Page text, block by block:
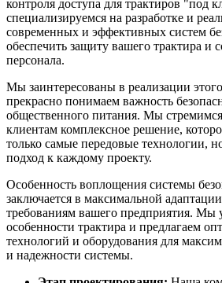
контроля доступа для трактиров "под
специализируемся на разработке и
современных и эффективных систем
обеспечить защиту вашего трактира и
персонала.
Мы заинтересованы в реализации
прекрасно понимаем важность
общественного питания. Мы
клиентам комплексное решение,
только самые передовые технологии,
подход к каждому проекту.
Особенность воплощения системы
заключается в максимальной
требованиям вашего предприятия. Мы
особенности трактира и предлагаем
технологий и оборудования для
и надежности системы.